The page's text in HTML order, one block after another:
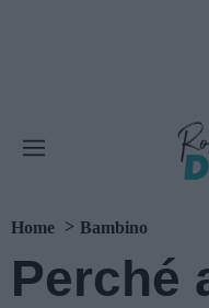
Home Bambino
Perché